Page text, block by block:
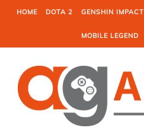
Skip to content
HOME DOTA 2 GENSHIN IMPACT
MOBILE LEGEND